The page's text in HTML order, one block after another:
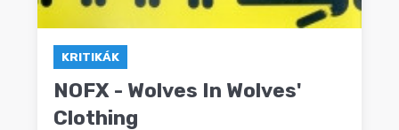
KRITIKÁK
NOFX - Wolves In Wolves'
Clothing